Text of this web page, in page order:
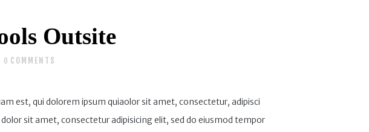
Outsite
0 COMMENTS
est, qui dolorem ipsum quiaolor sit amet, consectetur, adipisci
sit amet, consectetur adipisicing elit, sed do eiusmod tempor